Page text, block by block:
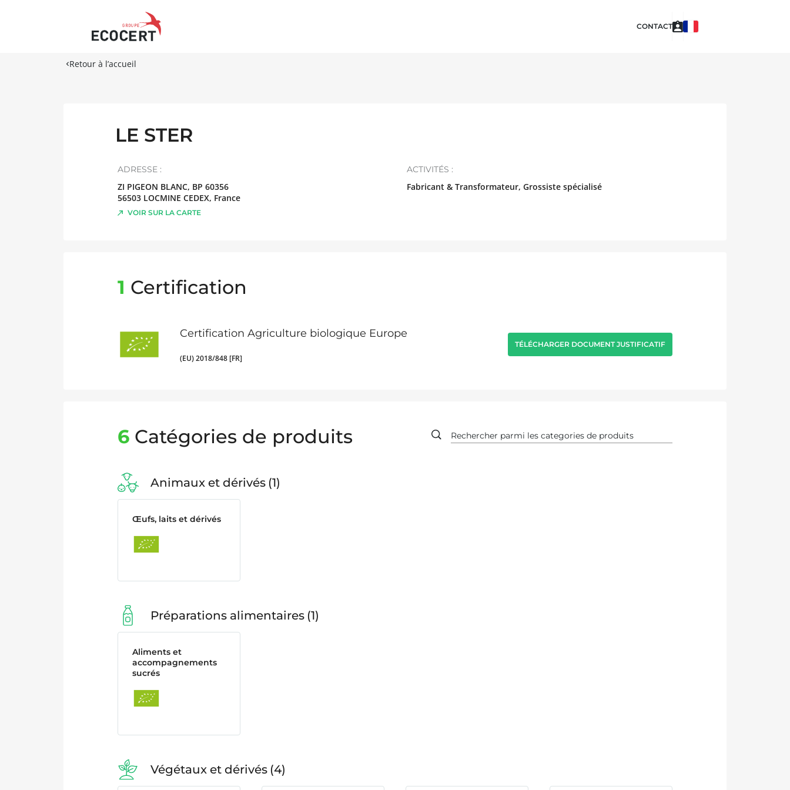
CONTACT
Retour à l’accueil
LE STER
ADRESSE :
ZI PIGEON BLANC, BP 60356
56503 LOCMINE CEDEX, France
VOIR SUR LA CARTE
ACTIVITÉS :
Fabricant & Transformateur, Grossiste spécialisé
1 Certification
Certification Agriculture biologique Europe
(EU) 2018/848 [FR]
TÉLÉCHARGER DOCUMENT JUSTIFICATIF
6 Catégories de produits
Animaux et dérivés 1
Œufs, laits et dérivés
Préparations alimentaires 1
Aliments et
accompagnements
sucrés
Végétaux et dérivés 4